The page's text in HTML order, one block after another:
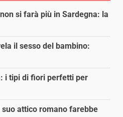
si farà più in Sardegna: la
il sesso del bambino:
i tipi di fiori perfetti per
attico romano farebbe